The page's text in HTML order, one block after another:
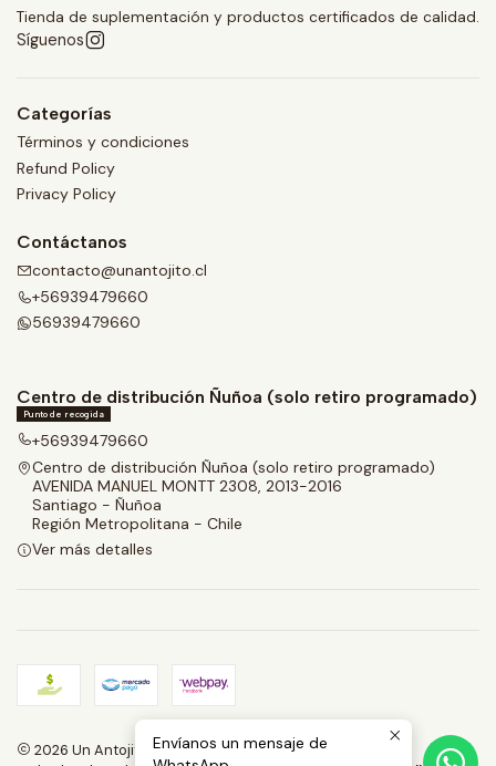
Tienda de suplementación y productos certificados de calidad.
Síguenos
Categorías
Términos y condiciones
Refund Policy
Privacy Policy
Contáctanos
contacto@unantojito.cl
+56939479660
56939479660
Centro de distribución Ñuñoa (solo retiro programado)
Punto de recogida
+56939479660
Centro de distribución Ñuñoa (solo retiro programado)
AVENIDA MANUEL MONTT 2308, 2013-2016
Santiago - Ñuñoa
Región Metropolitana - Chile
Ver más detalles
2026 Un Antojito.
Envíanos un mensaje de